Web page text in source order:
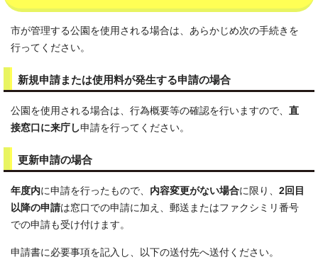
市が管理する公園を使用される場合は、あらかじめ次の手続きを
行ってください。
新規申請または使用料が発生する申請の場合
公園を使用される場合は、行為概要等の確認を行いますので、 直
接窓口に来庁し申請を行ってください。
更新申請の場合
年度内に申請を行ったもので、 内容変更がない場合に限り、 2回目
以降の申請は窓口での申請に加え、郵送またはファクシミリ番号
での申請も受け付けます。
申請書に必要事項を記入し、以下の送付先へ送付ください。